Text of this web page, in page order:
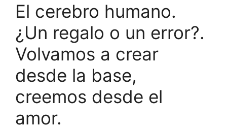
El cerebro humano.
¿Un regalo o un error?.
Volvamos a crear
desde la base,
creemos desde el
amor.